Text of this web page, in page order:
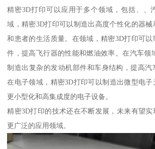
精密3D打印可以应用于多个领域，包括、、
域，精密3D打印可以制造出高度个性化的器
和患者的生活质量。在领域，精密3D打印可
件，提高飞行器的性能和燃油效率。在汽车领
制造出复杂的发动机部件和车身结构，提高汽
在电子领域，精密3D打印可以制造出微型电
更小型化和高集成度的电子设备。
精密3D打印的技术还在不断发展，未来有望
更广泛的应用领域。